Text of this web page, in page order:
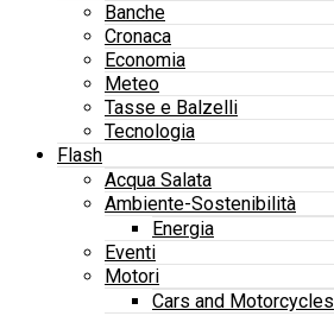
Banche
Cronaca
Economia
Meteo
Tasse e Balzelli
Tecnologia
Flash
Acqua Salata
Ambiente-Sostenibilità
Energia
Eventi
Motori
Cars and Motorcycles